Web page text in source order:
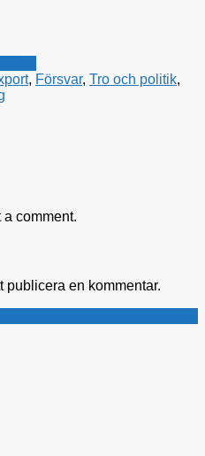
, Försvar, Tro och politik,
a comment.
publicera en kommentar.